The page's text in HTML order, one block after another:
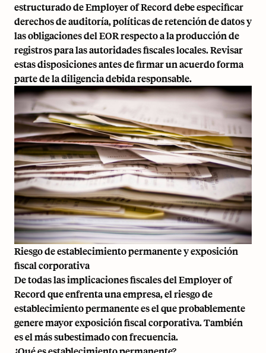
estructurado de Employer of Record debe especificar
derechos de auditoría, políticas de retención de datos y
las obligaciones del EOR respecto a la producción de
registros para las autoridades fiscales locales. Revisar
estas disposiciones antes de firmar un acuerdo forma
parte de la diligencia debida responsable.
Riesgo de establecimiento permanente y exposición
fiscal corporativa
De todas las implicaciones fiscales del Employer of
Record que enfrenta una empresa, el riesgo de
establecimiento permanente es el que probablemente
genere mayor exposición fiscal corporativa. También
es el más subestimado con frecuencia.